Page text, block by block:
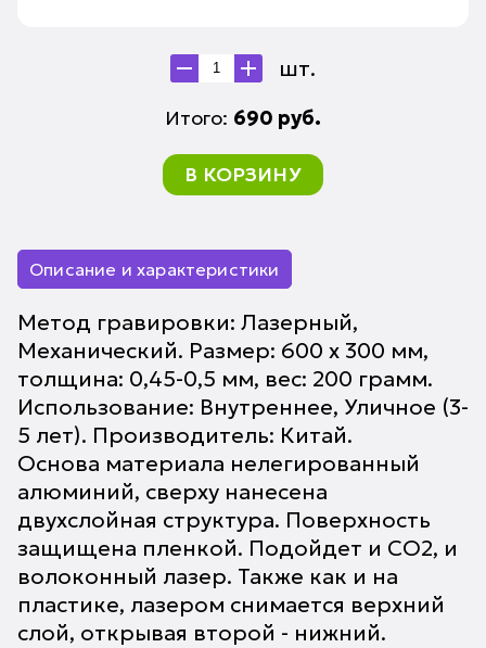
шт.
Итого: 690 руб.
В КОРЗИНУ
Описание и характеристики
Метод гравировки: Лазерный,
Механический. Размер: 600 х 300 мм,
толщина: 0,45-0,5 мм, вес: 200 грамм.
Использование: Внутреннее, Уличное (3-
5 лет). Производитель: Китай.
Основа материала нелегированный
алюминий, сверху нанесена
двухслойная структура. Поверхность
защищена пленкой. Подойдет и CO2, и
волоконный лазер. Также как и на
пластике, лазером снимается верхний
слой, открывая второй - нижний.